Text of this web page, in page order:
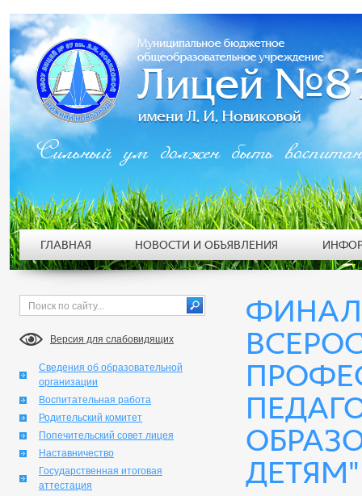
Версия для слабовидящих
Сведения об образовательной
организации
Воспитательная работа
Родительский комитет
Попечительский совет лицея
Наставничество
Государственная итоговая
аттестация
ФИНАЛ
ДЕТЯМ"
Сильный ум должен быть
ГЛАВНАЯ НОВОСТИ И ОБЪЯВЛЕНИЯ